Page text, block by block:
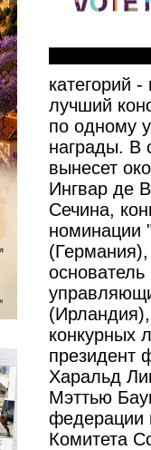
категорий
лучший
по одному
награды. В
вынесет
Ингвар де
Сечина,
номинации
конкурных
президент
Харальд
Мэттью
федерации
Комитета